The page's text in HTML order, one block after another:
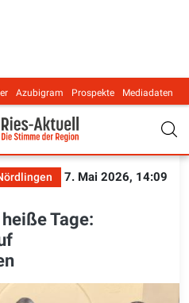
Azubigram Prospekte Mediadaten
7. Mai 2026, 14:09
Tage: